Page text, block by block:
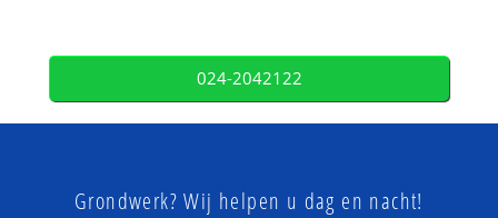
024-2042122
Grondwerk? Wij helpen u dag en nacht!